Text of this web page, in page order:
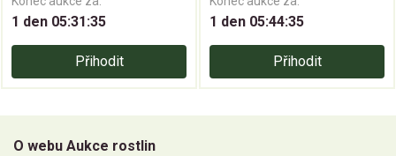
1 den 05:31:35
Přihodit
1 den 05:44:35
Přihodit
O webu Aukce rostlin